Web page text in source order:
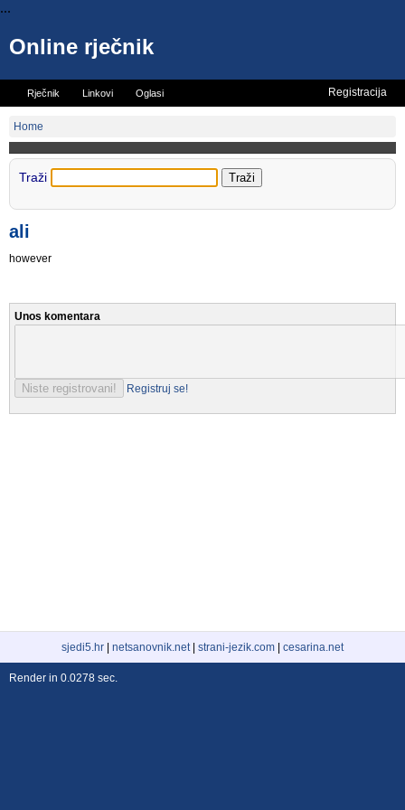
...
Online rječnik
Rječnik Linkovi Oglasi Registracija
Home
Traži
ali
however
Unos komentara
Registruj se!
sjedi5.hr netsanovnik.net| strani-jezik.com cesarina.net
Render in 0.0278 sec.